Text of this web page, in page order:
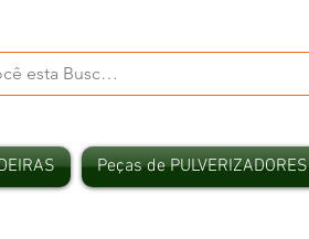
Peças de PULVERIZADORES